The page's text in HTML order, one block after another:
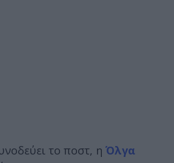
το ποστ, η Όλγα